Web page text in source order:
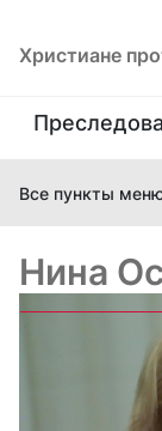
Христиане
Все пункты
Нина